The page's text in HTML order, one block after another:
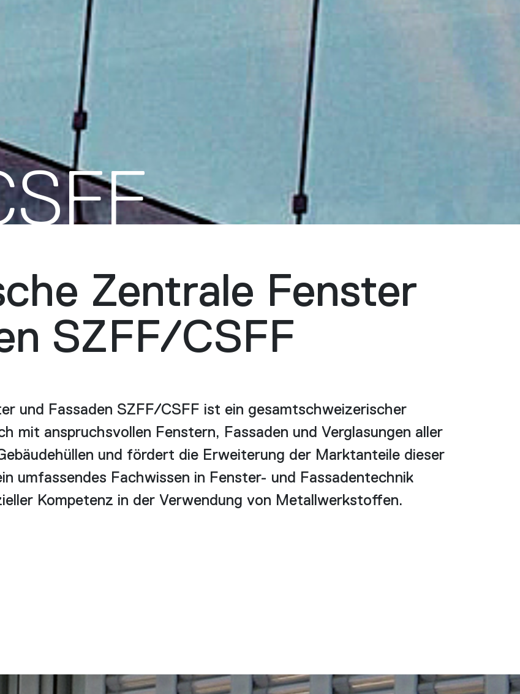
Zentrale Fenster
SZFF/CSFF
und Fassaden SZFF/CSFF ist ein gesamtschweizerischer
mit anspruchsvollen Fenstern, Fassaden und Verglasungen aller
und fördert die Erweiterung der Marktanteile dieser
umfassendes Fachwissen in Fenster- und Fassadentechnik
Kompetenz in der Verwendung von Metallwerkstoffen.